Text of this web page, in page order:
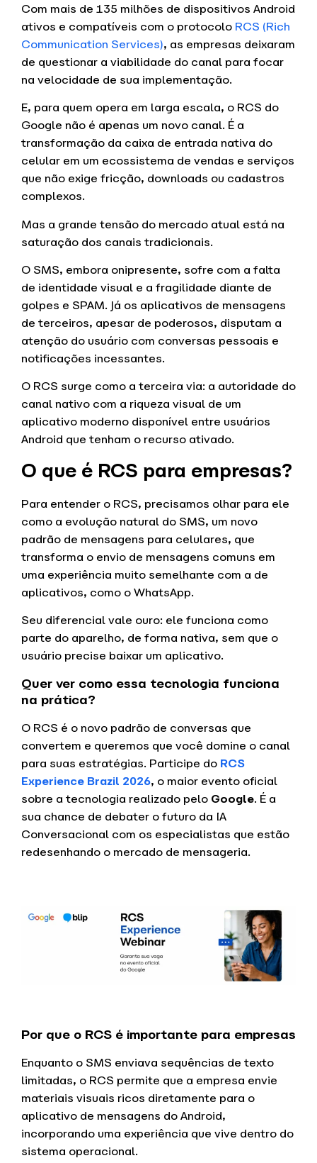
Com mais de 135 milhões de dispositivos Android
ativos e compatíveis com o protocolo RCS (Rich
Communication Services), as empresas deixaram
de questionar a viabilidade do canal para focar
na velocidade de sua implementação.
E, para quem opera em larga escala, o RCS do
Google não é apenas um novo canal. É a
transformação da caixa de entrada nativa do
celular em um ecossistema de vendas e serviços
que não exige fricção, downloads ou cadastros
complexos.
Mas a grande tensão do mercado atual está na
saturação dos canais tradicionais.
O SMS, embora onipresente, sofre com a falta
de identidade visual e a fragilidade diante de
golpes e SPAM. Já os aplicativos de mensagens
de terceiros, apesar de poderosos, disputam a
atenção do usuário com conversas pessoais e
notificações incessantes.
O RCS surge como a terceira via: a autoridade do
canal nativo com a riqueza visual de um
aplicativo moderno disponível entre usuários
Android que tenham o recurso ativado.
O que é RCS para empresas?
Para entender o RCS, precisamos olhar para ele
como a evolução natural do SMS, um novo
padrão de mensagens para celulares, que
transforma o envio de mensagens comuns em
uma experiência muito semelhante com a de
aplicativos, como o WhatsApp.
Seu diferencial vale ouro: ele funciona como
parte do aparelho, de forma nativa, sem que o
usuário precise baixar um aplicativo.
Quer ver como essa tecnologia funciona
na prática?
O RCS é o novo padrão de conversas que
convertem e queremos que você domine o canal
para suas estratégias. Participe do RCS
Experience Brazil 2026, o maior evento oficial
sobre a tecnologia realizado pelo Google. É a
sua chance de debater o futuro da IA
Conversacional com os especialistas que estão
redesenhando o mercado de mensageria.
Por que o RCS é importante para empresas
Enquanto o SMS enviava sequências de texto
limitadas, o RCS permite que a empresa envie
materiais visuais ricos diretamente para o
aplicativo de mensagens do Android,
incorporando uma experiência que vive dentro do
sistema operacional.